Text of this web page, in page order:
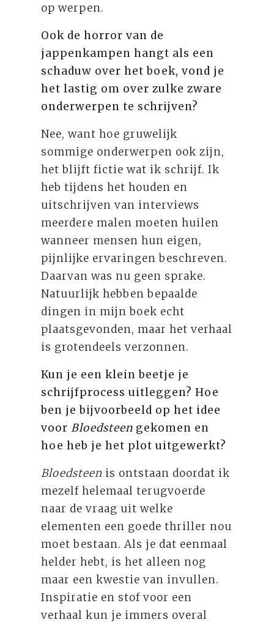
op werpen.
Ook de horror van de
jappenkampen hangt als een
schaduw over het boek, vond je
het lastig om over zulke zware
onderwerpen te schrijven?
Nee, want hoe gruwelijk
sommige onderwerpen ook zijn,
het blijft fictie wat ik schrijf. Ik
heb tijdens het houden en
uitschrijven van interviews
meerdere malen moeten huilen
wanneer mensen hun eigen,
pijnlijke ervaringen beschreven.
Daarvan was nu geen sprake.
Natuurlijk hebben bepaalde
dingen in mijn boek echt
plaatsgevonden, maar het verhaal
is grotendeels verzonnen.
Kun je een klein beetje je
schrijfprocess uitleggen? Hoe
ben je bijvoorbeeld op het idee
voorBloedsteen gekomen en
hoe heb je het plot uitgewerkt?
Bloedsteen is ontstaan doordat ik
mezelf helemaal terugvoerde
naar de vraag uit welke
elementen een goede thriller nou
moet bestaan. Als je dat eenmaal
helder hebt, is het alleen nog
maar een kwestie van invullen.
Inspiratie en stof voor een
verhaal kun je immers overal